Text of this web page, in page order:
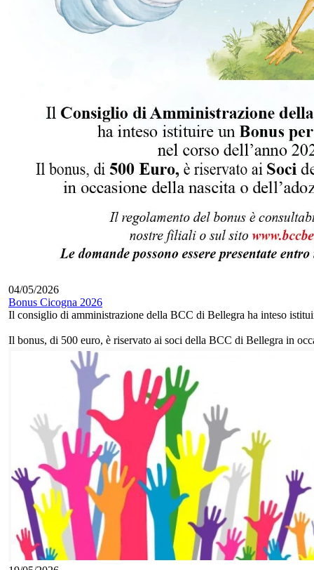
04/05/2026
Bonus Cicogna 2026
Il consiglio di amministrazione della BCC di Bellegra ha inteso
Il bonus, di 500 euro, è riservato ai soci della BCC di Bellegra in